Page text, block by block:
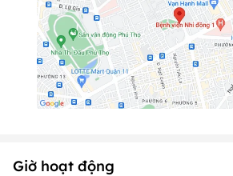
Giờ hoạt động